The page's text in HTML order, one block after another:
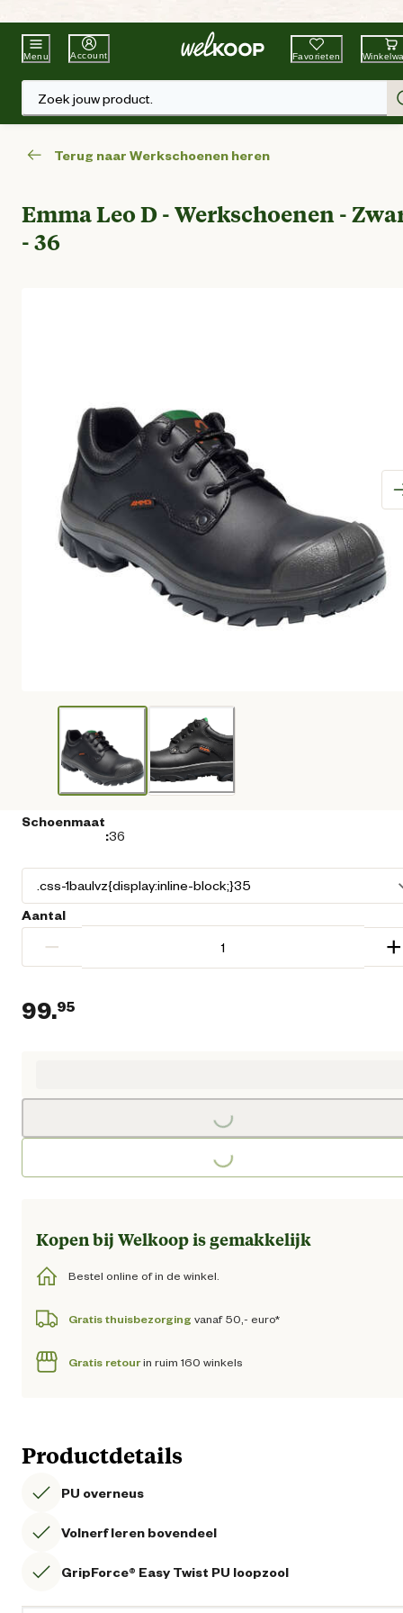
Beste WinkelketenTuin & Dier
Menu Account Favorieten
Zoek jouw product.
Terug naar Werkschoenen heren
Emma Leo D - Werkschoenen -
- 36
Schoenmaat
:36
Aantal
− +
99.95
Loading...
Loading...
Kopen bij Welkoop is gemakkelijk
Bestel online of in de winkel.
Gratis thuisbezorging vanaf 50,- euro*
Gratis retourin ruim 160 winkels
Productdetails
PU overneus
Volnerf leren bovendeel
GripForce® Easy Twist PU loopzool